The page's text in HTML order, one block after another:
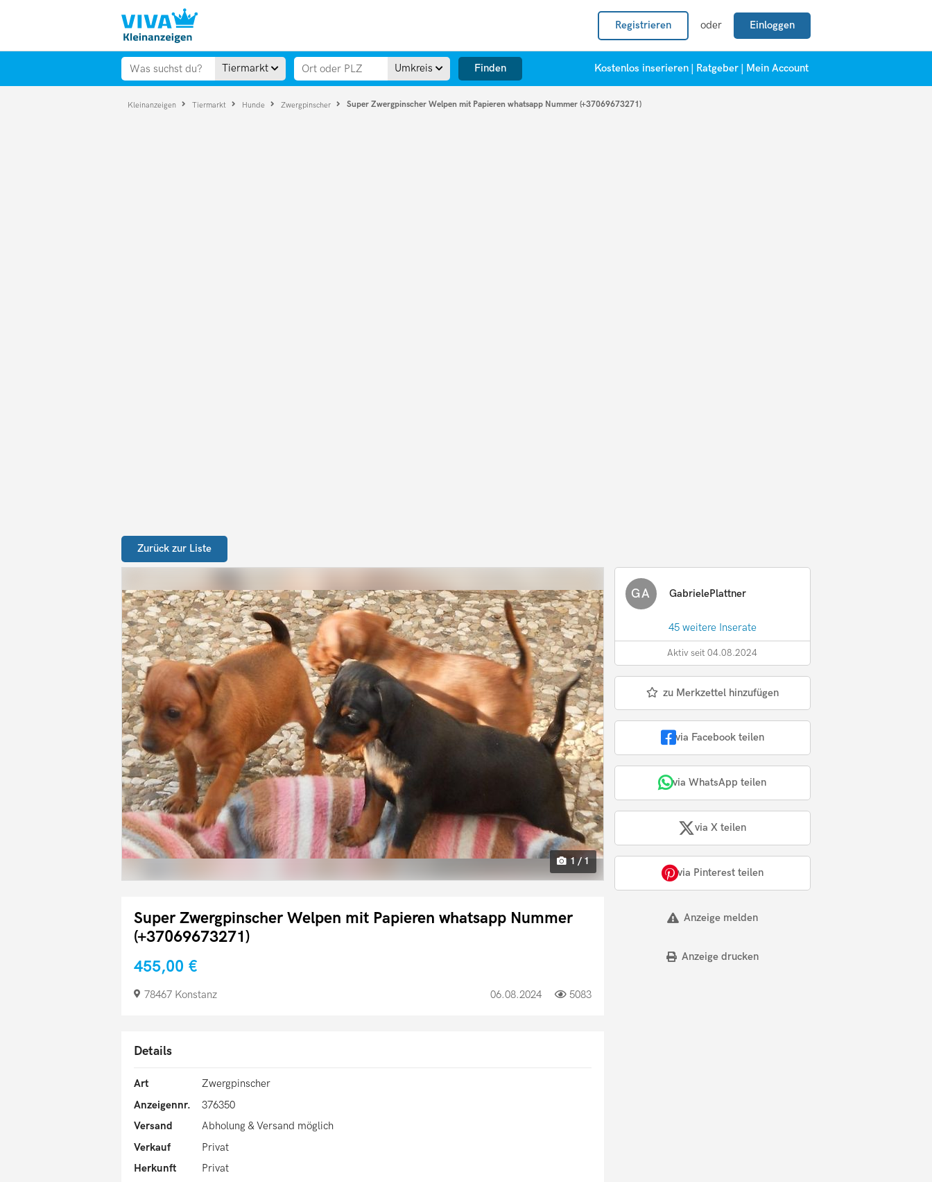
Registrieren oder Einloggen
Tiermarkt Umkreis Finden Kostenlos inserieren Ratgeber Mein Account
Kleinanzeigen Tiermarkt Hunde Zwergpinscher Super Zwergpinscher Welpen mit Papieren whatsapp Nummer (+37069673271)
Zurück zur Liste
1 / 1
Super Zwergpinscher Welpen mit Papieren whatsapp Nummer
(+37069673271)
455,00 €
78467 Konstanz 06.08.2024 5083
Details
Art
Zwergpinscher
Anzeigennr.
376350
Versand
Abholung & Versand möglich
Verkauf
Privat
Herkunft
Privat
GA GabrielePlattner
45 weitere Inserate
Aktiv seit 04.08.2024
zu Merkzettel hinzufügen
via Facebook teilen
via WhatsApp teilen
via X teilen
via Pinterest teilen
Anzeige melden
Anzeige drucken